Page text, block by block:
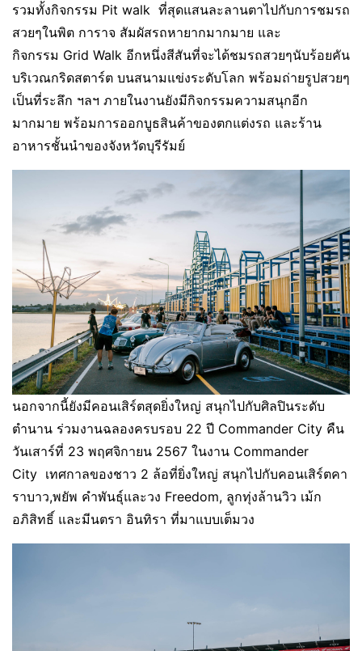
รวมทั้งกิจกรรม Pit walk ที่สุดแสนละลานตาไปกับการชมรถ
สวยๆในพิต การาจ สัมผัสรถหายากมากมาย และ
กิจกรรม Grid Walk อีกหนึ่งสีสันที่จะได้ชมรถสวยๆนับร้อยคัน
บริเวณกริดสตาร์ต บนสนามแข่งระดับโลก พร้อมถ่ายรูปสวยๆ
เป็นที่ระลึก ฯลฯ ภายในงานยังมีกิจกรรมความสนุกอีก
มากมาย พร้อมการออกบูธสินค้าของตกแต่งรถ และร้าน
อาหารชั้นนำของจังหวัดบุรีรัมย์
นอกจากนี้ยังมีคอนเสิร์ตสุดยิ่งใหญ่ สนุกไปกับศิลปินระดับ
ตำนาน ร่วมงานฉลองครบรอบ 22 ปี Commander City คืน
วันเสาร์ที่ 23 พฤศจิกายน 2567 ในงาน Commander
City เทศกาลของชาว 2 ล้อที่ยิ่งใหญ่ สนุกไปกับคอนเสิร์ตคา
ราบาว,พยัพ คำพันธุ์และวง Freedom, ลูกทุ่งล้านวิว เม้ก
อภิสิทธิ์ และมีนตรา อินทิรา ที่มาแบบเต็มวง